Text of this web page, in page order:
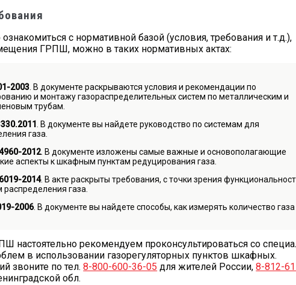
с нормативной базой (условия, требования и т.д.),
ГРПШ, можно в таких нормативных актах:
2003. В документе раскрываются условия и рекомендации по
и монтажу газораспределительных систем по металлическим и
трубам.
. В документе вы найдете руководство по системам для
газа.
2012. В документе изложены самые важные и основополагающие
аспекты к шкафным пунктам редуцирования газа.
2014. В акте раскрыты требования, с точки зрения
распределения газа.
2006. В документе вы найдете способы, как измерять количество
настоятельно рекомендуем проконсультироваться со
в использовании газорегуляторных пунктов шкафных.
звоните по тел.8-800-600-36-05 для жителей России,8-812-
обл.